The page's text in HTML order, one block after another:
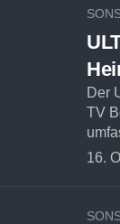
Der
TV
16.